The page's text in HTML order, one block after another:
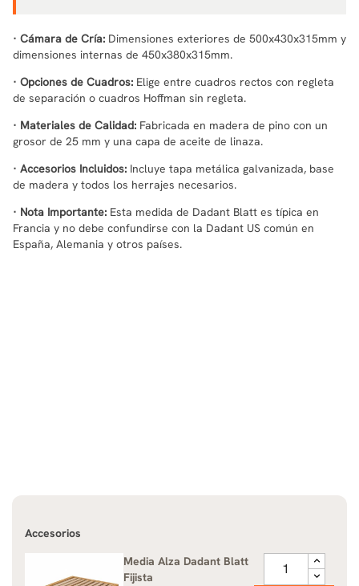
· Cámara de Cría: Dimensiones exteriores de 500x430x315mm y
dimensiones internas de 450x380x315mm.
· Opciones de Cuadros: Elige entre cuadros rectos con regleta
de separación o cuadros Hoffman sin regleta.
· Materiales de Calidad: Fabricada en madera de pino con un
grosor de 25 mm y una capa de aceite de linaza.
· Accesorios Incluidos: Incluye tapa metálica galvanizada, base
de madera y todos los herrajes necesarios.
· Nota Importante: Esta medida de Dadant Blatt es típica en
Francia y no debe confundirse con la Dadant US común en
España, Alemania y otros países.
Accesorios
Media Alza Dadant Blatt
Fijista